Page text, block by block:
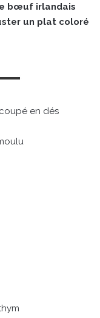
bœuf irlandais
un plat coloré
en dés